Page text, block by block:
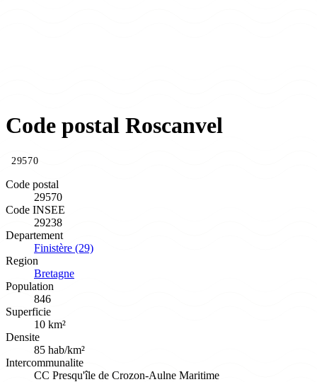
Code postal Roscanvel
29570
Code postal
29570
Code INSEE
29238
Departement
Finistère (29)
Region
Bretagne
Population
846
Superficie
10 km²
Densite
85 hab/km²
Intercommunalite
CC Presqu'île de Crozon-Aulne Maritime